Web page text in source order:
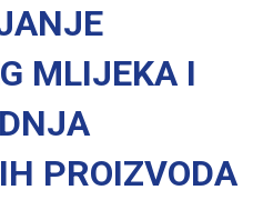
MLIJEKA I
PROIZVODA